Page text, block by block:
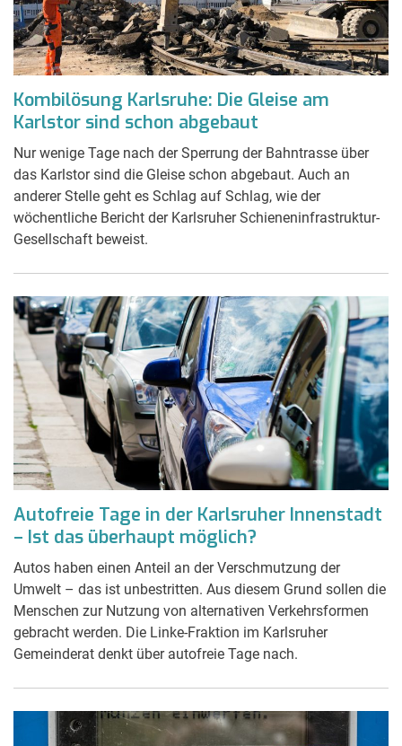
Kombilösung Karlsruhe: Die Gleise am
Karlstor sind schon abgebaut
Nur wenige Tage nach der Sperrung der Bahntrasse über
das Karlstor sind die Gleise schon abgebaut. Auch an
anderer Stelle geht es Schlag auf Schlag, wie der
wöchentliche Bericht der Karlsruher Schieneninfrastruktur-
Gesellschaft beweist.
Autofreie Tage in der Karlsruher Innenstadt
– Ist das überhaupt möglich?
Autos haben einen Anteil an der Verschmutzung der
Umwelt – das ist unbestritten. Aus diesem Grund sollen die
Menschen zur Nutzung von alternativen Verkehrsformen
gebracht werden. Die Linke-Fraktion im Karlsruher
Gemeinderat denkt über autofreie Tage nach.